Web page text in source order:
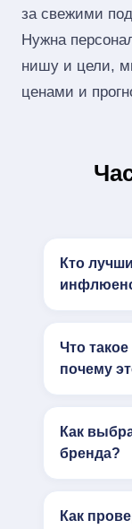
за свежими
Нужна
нишу и цели,
ценами и
Кто
Что
почему
Как
бренда?
Как